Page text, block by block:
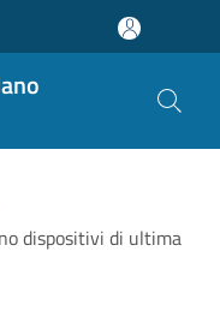
dispositivi di ultima